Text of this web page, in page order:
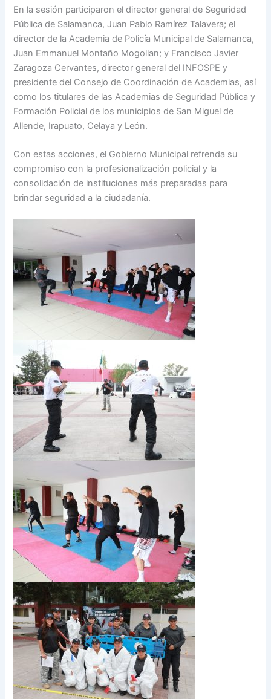
En la sesión participaron el director general de Seguridad
Pública de Salamanca, Juan Pablo Ramírez Talavera; el
director de la Academia de Policía Municipal de Salamanca,
Juan Emmanuel Montaño Mogollan; y Francisco Javier
Zaragoza Cervantes, director general del INFOSPE y
presidente del Consejo de Coordinación de Academias, así
como los titulares de las Academias de Seguridad Pública y
Formación Policial de los municipios de San Miguel de
Allende, Irapuato, Celaya y León.
Con estas acciones, el Gobierno Municipal refrenda su
compromiso con la profesionalización policial y la
consolidación de instituciones más preparadas para
brindar seguridad a la ciudadanía.